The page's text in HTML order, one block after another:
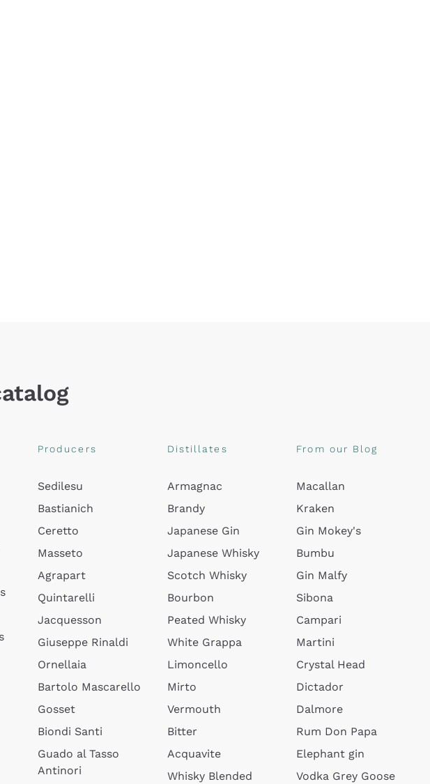
Producers
Sedilesu
Bastianich
Ceretto
Masseto
Agrapart
Quintarelli
Jacquesson
Giuseppe Rinaldi
Ornellaia
Bartolo Mascarello
Gosset
Biondi Santi
Guado al Tasso
Antinori
Distillates
Armagnac
Brandy
Japanese Gin
Japanese Whisky
Scotch Whisky
Bourbon
Peated Whisky
White Grappa
Limoncello
Mirto
Vermouth
Bitter
Acquavite
Whisky Blended
From our Blog
Macallan
Kraken
Gin Mokey's
Bumbu
Gin Malfy
Sibona
Campari
Martini
Crystal Head
Dictador
Dalmore
Rum Don Papa
Elephant gin
Vodka Grey Goose